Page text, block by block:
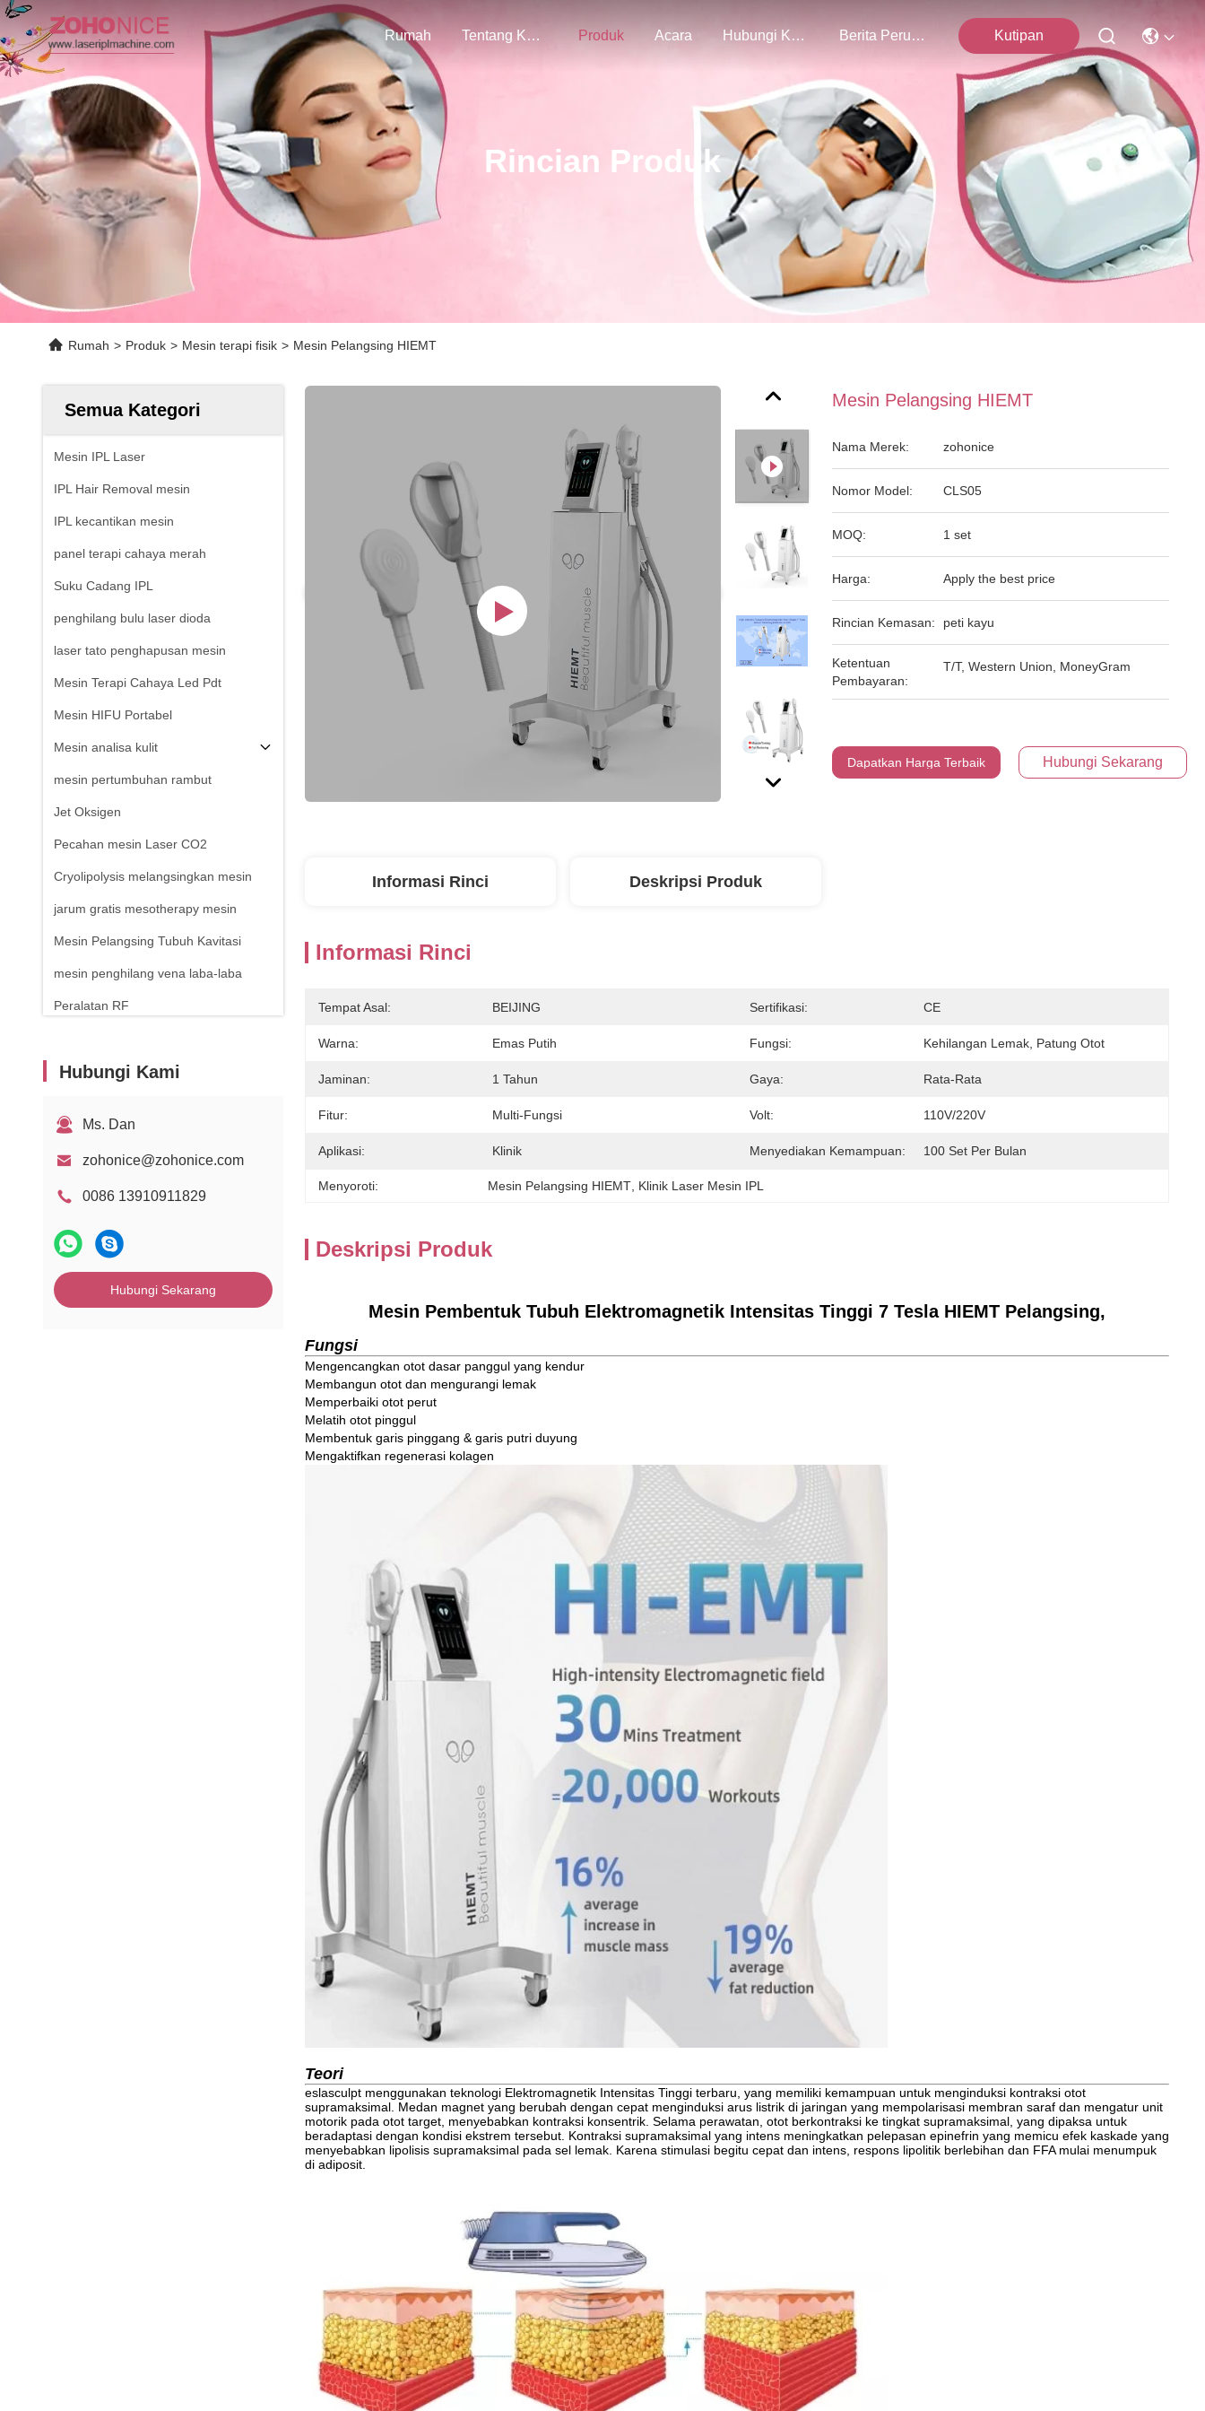
Rumah Tentang Kami Produk Acara Hubungi Kami Berita Perusahaan Kutipan
Rincian Produk
Rumah > Produk > Mesin terapi fisik > Mesin Pelangsing HIEMT
Semua Kategori
Mesin IPL Laser
IPL Hair Removal mesin
IPL kecantikan mesin
panel terapi cahaya merah
Suku Cadang IPL
penghilang bulu laser dioda
laser tato penghapusan mesin
Mesin Terapi Cahaya Led Pdt
Mesin HIFU Portabel
Mesin analisa kulit
mesin pertumbuhan rambut
Jet Oksigen
Pecahan mesin Laser CO2
Cryolipolysis melangsingkan mesin
jarum gratis mesotherapy mesin
Mesin Pelangsing Tubuh Kavitasi
mesin penghilang vena laba-laba
Peralatan RF
Laser dioda 1470nm
Hubungi Kami
Ms. Dan
zohonice@zohonice.com
0086 13910911829
Hubungi Sekarang
Mesin Pelangsing HIEMT
Nama Merek: zohonice
Nomor Model: CLS05
MOQ: 1 set
Harga: Apply the best price
Rincian Kemasan: peti kayu
Ketentuan
Pembayaran:
T/T, Western Union, MoneyGram
Dapatkan Harga Terbaik Hubungi Sekarang
Informasi Rinci Deskripsi Produk
Informasi Rinci
Tempat Asal: BEIJING Sertifikasi: CE
Warna: Emas Putih Fungsi: Kehilangan Lemak, Patung Otot
Jaminan: 1 Tahun Gaya: Rata-Rata
Fitur: Multi-Fungsi Volt: 110V/220V
Aplikasi: Klinik Menyediakan Kemampuan: 100 Set Per Bulan
Menyoroti: Mesin Pelangsing HIEMT, Klinik Laser Mesin IPL
Deskripsi Produk
Mesin Pembentuk Tubuh Elektromagnetik Intensitas Tinggi 7 Tesla HIEMT Pelangsing,
Fungsi
Mengencangkan otot dasar panggul yang kendur
Membangun otot dan mengurangi lemak
Memperbaiki otot perut
Melatih otot pinggul
Membentuk garis pinggang & garis putri duyung
Mengaktifkan regenerasi kolagen
Teori
eslasculpt menggunakan teknologi Elektromagnetik Intensitas Tinggi terbaru, yang memiliki kemampuan untuk menginduksi kontraksi otot
supramaksimal. Medan magnet yang berubah dengan cepat menginduksi arus listrik di jaringan yang mempolarisasi membran saraf dan mengatur unit
motorik pada otot target, menyebabkan kontraksi konsentrik. Selama perawatan, otot berkontraksi ke tingkat supramaksimal, yang dipaksa untuk
beradaptasi dengan kondisi ekstrem tersebut. Kontraksi supramaksimal yang intens meningkatkan pelepasan epinefrin yang memicu efek kaskade yang
menyebabkan lipolisis supramaksimal pada sel lemak. Karena stimulasi begitu cepat dan intens, respons lipolitik berlebihan dan FFA mulai menumpuk
di adiposit.